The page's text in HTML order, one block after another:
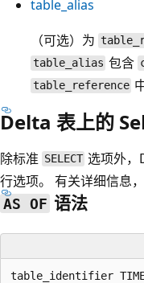
table_alias
（可选）为
table_alias 包含
table_reference
Delta 表上的
除标准 SELECT 选项外，
行选项。 有关详细信息
AS OF 语法
table_identifier